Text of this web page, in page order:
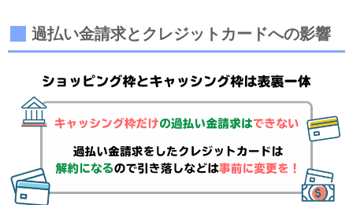
過払い金請求とクレジットカードへの影響